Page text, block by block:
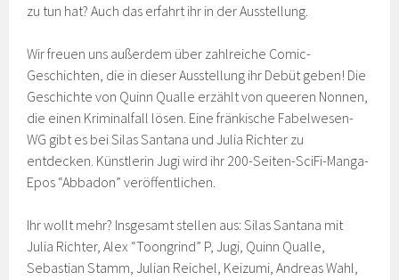
zu tun hat? Auch das erfahrt ihr in der Ausstellung.
Wir freuen uns außerdem über zahlreiche Comic-
Geschichten, die in dieser Ausstellung ihr Debüt geben! Die
Geschichte von Quinn Qualle erzählt von queeren Nonnen,
die einen Kriminalfall lösen. Eine fränkische Fabelwesen-
WG gibt es bei Silas Santana und Julia Richter zu
entdecken. Künstlerin Jugi wird ihr 200-Seiten-SciFi-Manga-
Epos “Abbadon” veröffentlichen.
Ihr wollt mehr? Insgesamt stellen aus: Silas Santana mit
Julia Richter, Alex “Toongrind” P, Jugi, Quinn Qualle,
Sebastian Stamm, Julian Reichel, Keizumi, Andreas Wahl,